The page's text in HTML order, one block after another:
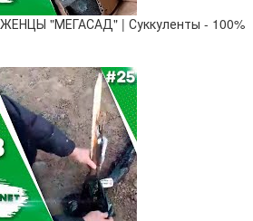
"МЕГАСАД" | Суккуленты - 100%